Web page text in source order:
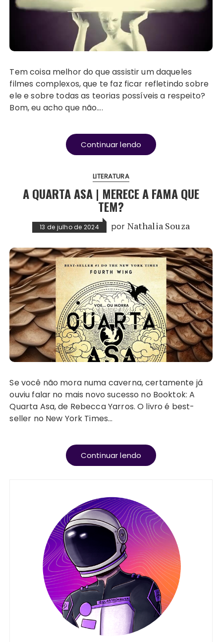
Tem coisa melhor do que assistir um daqueles
filmes complexos, que te faz ficar refletindo sobre
ele e sobre todas as teorias possíveis a respeito?
Bom, eu acho que não….
Continuar lendo
LITERATURA
A QUARTA ASA | MERECE A FAMA QUE
TEM?
13 de julho de 2024 por Nathalia Souza
Se você não mora numa caverna, certamente já
ouviu falar no mais novo sucesso no Booktok: A
Quarta Asa, de Rebecca Yarros. O livro é best-
seller no New York Times…
Continuar lendo